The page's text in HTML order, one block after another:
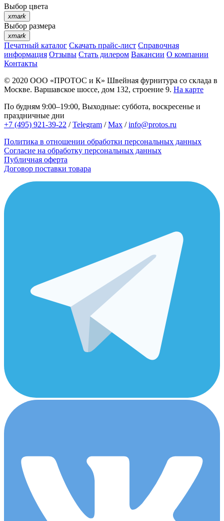
Выбор цвета
xmark
Выбор размера
xmark
Печатный каталог Скачать прайс-лист Справочная
информация Отзывы Стать дилером Вакансии О компании
Контакты
© 2020 ООО «ПРОТОС и К» Швейная фурнитура со склада в
Москве. Варшавское шоссе, дом 132, строение 9. На карте
По будням 9:00–19:00, Выходные: суббота, воскресенье и
праздничные дни
+7 (495) 921-39-22 /Telegram /Max /info@protos.ru
Политика в отношении обработки персональных данных
Согласие на обработку персональных данных
Публичная оферта
Договор поставки товара